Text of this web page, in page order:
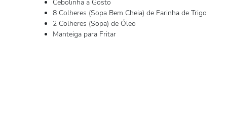
Cebolinha a Gosto
8 Colheres (Sopa Bem Cheia) de Farinha de Trigo
2 Colheres (Sopa) de Óleo
Manteiga para Fritar